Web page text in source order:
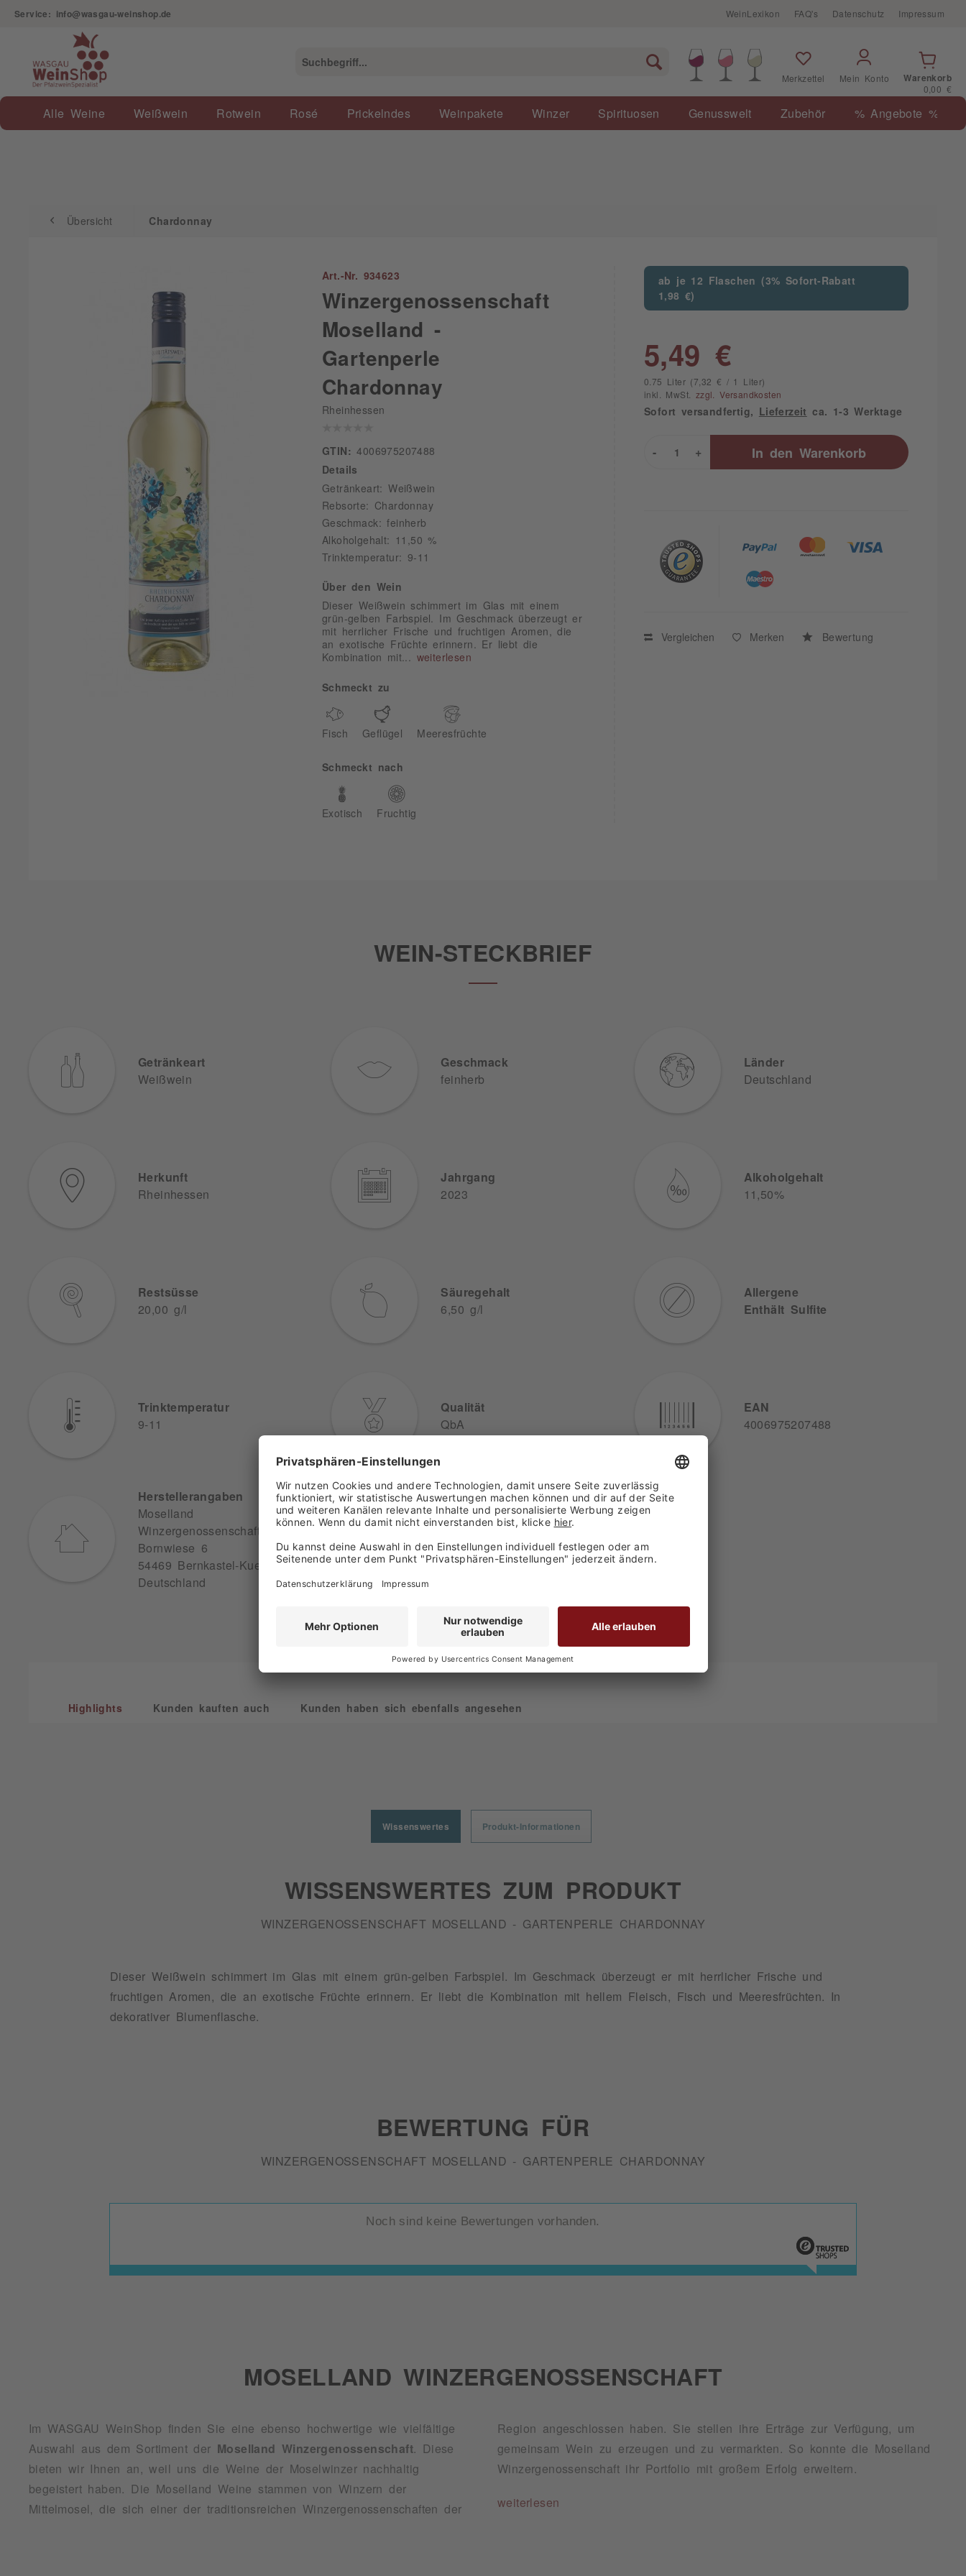
Service: info@wasgau-weinshop.de WeinLexikon FAQ's Datenschutz Impressum
Merkzettel Mein Konto
Warenkorb
0,00 €
Alle Weine Weißwein Rotwein Rosé Prickelndes Weinpakete Winzer Spirituosen Genusswelt Zubehör % Angebote %
Übersicht Chardonnay
Übersicht Chardonnay
Art.-Nr. 934623
Winzergenossenschaft
Moselland -
Gartenperle
Chardonnay
Rheinhessen
GTIN:
4006975207488
Details
Getränkeart: Weißwein
Rebsorte: Chardonnay
Geschmack: feinherb
Alkoholgehalt: 11,50 %
Trinktemperatur: 9-11
Über den Wein
Dieser Weißwein schimmert im Glas mit einem
grün-gelben Farbspiel. Im Geschmack überzeugt er
mit herrlicher Frische und fruchtigen Aromen, die
an exotische Früchte erinnern. Er liebt die
Kombination mit... weiterlesen
Schmeckt zu
Fisch Geflügel Meeresfrüchte
Schmeckt nach
Exotisch Fruchtig
ab je 12 Flaschen (3% Sofort-Rabatt
1,98 €)
5,49 €
0.75 Liter (7,32 € / 1 Liter)
inkl. MwSt. zzgl. Versandkosten
Sofort versandfertig, Lieferzeit ca. 1-3 Werktage
+
- In den Warenkorb
Vergleichen Merken Bewertung
WEIN-STECKBRIEF
Getränkeart
Weißwein
Geschmack
feinherb
Länder
Deutschland
Herkunft
Rheinhessen
Jahrgang
2023
Alkoholgehalt
11,50%
Restsüsse
20,00 g/l
Säuregehalt
6,50 g/l
Allergene
Enthält Sulfite
Trinktemperatur
9-11
Qualität
QbA
EAN
4006975207488
Herstellerangaben
Moselland
Winzergenossenschaft
Bornwiese 6
54469 Bernkastel-Kues
Deutschland
Highlights Kunden kauften auch Kunden haben sich ebenfalls angesehen
Wissenswertes Produkt-Informationen
WISSENSWERTES ZUM PRODUKT
WINZERGENOSSENSCHAFT MOSELLAND - GARTENPERLE CHARDONNAY
Dieser Weißwein schimmert im Glas mit einem grün-gelben Farbspiel. Im Geschmack überzeugt er mit herrlicher Frische und
fruchtigen Aromen, die an exotische Früchte erinnern. Er liebt die Kombination mit hellem Fleisch, Fisch und Meeresfrüchten. In
dekorativer Blumenflasche.
BEWERTUNG FÜR
WINZERGENOSSENSCHAFT MOSELLAND - GARTENPERLE CHARDONNAY
Noch sind keine Bewertungen vorhanden.
MOSELLAND WINZERGENOSSENSCHAFT
Im WASGAU WeinShop finden Sie eine ebenso hochwertige wie vielfältige
Auswahl aus dem Sortiment der Moselland Winzergenossenschaft . Diese
bieten wir Ihnen an, weil uns die Weine der Moselwinzer nachhaltig
begeistert haben. Die Moselland Weine stammen von Winzern der
Mittelmosel, die sich einer der traditionsreichen Winzergenossenschaften der
Region angeschlossen haben. Sie stellen ihre Erträge zur Verfügung, um
gemeinsam Wein zu erzeugen und zu vermarkten. So konnte die Moselland
Winzergenossenschaft ihr Portfolio mit großem Erfolg erweitern.
weiterlesen